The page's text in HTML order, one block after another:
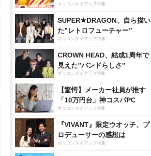
オリコンタイアップ特集
SUPER★DRAGON、自ら描い
た”レトロフューチャー”
オリコンタイアップ特集
CROWN HEAD、結成1周年で
見えた”バンドらしさ”
オリコンタイアップ特集
【驚愕】メーカー社員が推す
「10万円台」神コスパPC
オリコンタイアップ特集
『VIVANT』限定ウオッチ、プ
ロデューサーの感想は
オリコンタイアップ特集